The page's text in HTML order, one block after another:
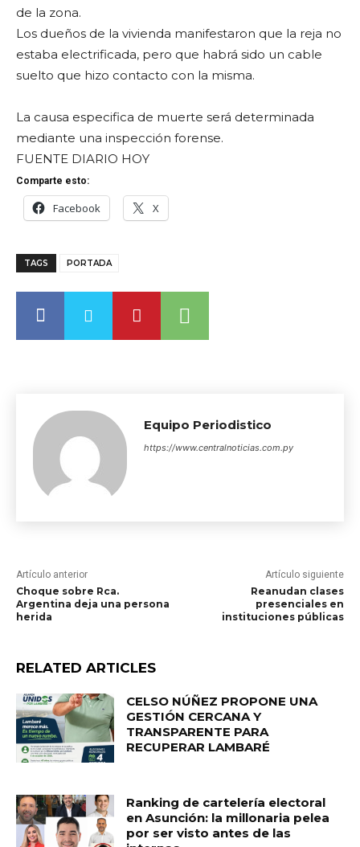
de la zona.
Los dueños de la vivienda manifestaron que la reja no
estaba electrificada, pero que habrá sido un cable
suelto que hizo contacto con la misma.
La causa especifica de muerte será determinada
mediante una inspección forense.
FUENTE DIARIO HOY
Comparte esto:
Facebook X
TAGS PORTADA
Equipo Periodistico
https://www.centralnoticias.com.py
Artículo anterior
Choque sobre Rca.
Argentina deja una persona
herida
Artículo siguiente
Reanudan clases
presenciales en
instituciones públicas
RELATED ARTICLES
CELSO NÚÑEZ PROPONE UNA
GESTIÓN CERCANA Y
TRANSPARENTE PARA
RECUPERAR LAMBARÉ
Ranking de cartelería electoral
en Asunción: la millonaria pelea
por ser visto antes de las